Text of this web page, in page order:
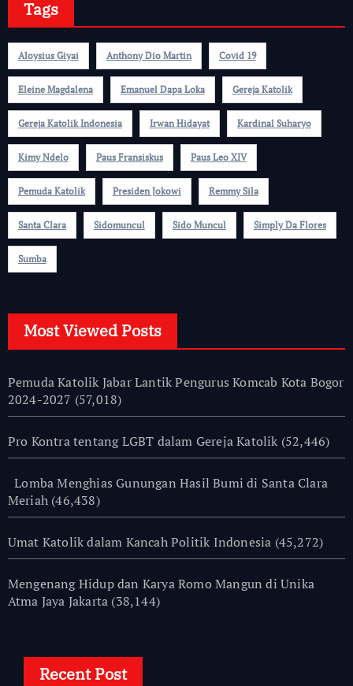
Tags
Aloysius Giyai Anthony Dio Martin Covid 19
Eleine Magdalena Emanuel Dapa Loka Gereja Katolik
Gereja Katolik Indonesia Irwan Hidayat Kardinal Suharyo
Kimy Ndelo Paus Fransiskus Paus Leo XIV
Pemuda Katolik Presiden Jokowi Remmy Sila
Santa Clara Sidomuncul Sido Muncul Simply Da Flores
Sumba
Most Viewed Posts
Pemuda Katolik Jabar Lantik Pengurus Komcab Kota Bogor
2024-2027 (57,018)
Pro Kontra tentang LGBT dalam Gereja Katolik (52,446)
Lomba Menghias Gunungan Hasil Bumi di Santa Clara
Meriah (46,438)
Umat Katolik dalam Kancah Politik Indonesia (45,272)
Mengenang Hidup dan Karya Romo Mangun di Unika
Atma Jaya Jakarta (38,144)
Recent Post